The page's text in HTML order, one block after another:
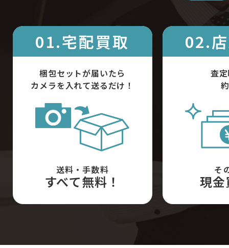
01.宅配買取
梱包セットが届いたら
カメラを入れて送るだけ！
送料・手数料
すべて無料！
02.
査
そ
現